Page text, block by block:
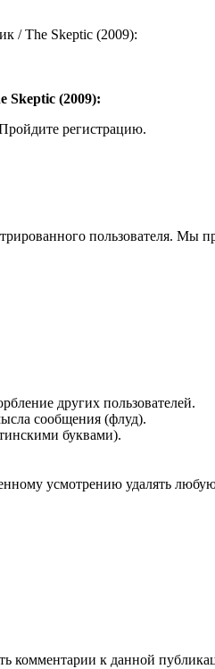
/ The Skeptic (2009):
Skeptic (2009):
регистрацию.
пользователя. Мы
других пользователей.
сообщения (флуд).
буквами).
усмотрению удалять
комментарии к данной